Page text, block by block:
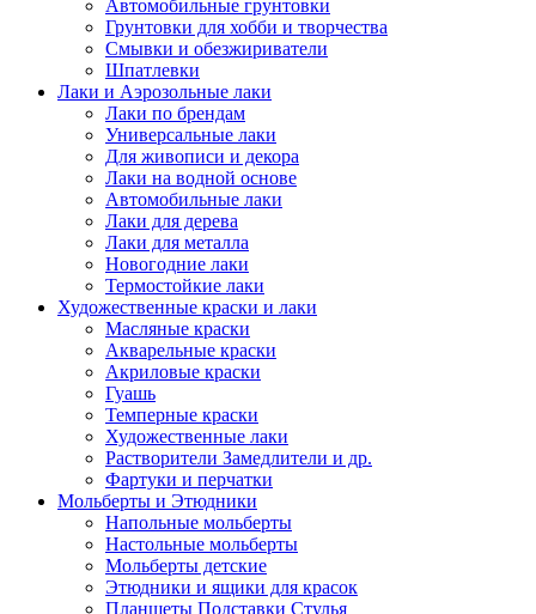
Автомобильные грунтовки
Грунтовки для хобби и творчества
Смывки и обезжириватели
Шпатлевки
Лаки и Аэрозольные лаки
Лаки по брендам
Универсальные лаки
Для живописи и декора
Лаки на водной основе
Автомобильные лаки
Лаки для дерева
Лаки для металла
Новогодние лаки
Термостойкие лаки
Художественные краски и лаки
Масляные краски
Акварельные краски
Акриловые краски
Гуашь
Темперные краски
Художественные лаки
Растворители Замедлители и др.
Фартуки и перчатки
Мольберты и Этюдники
Напольные мольберты
Настольные мольберты
Мольберты детские
Этюдники и ящики для красок
Планшеты Подставки Стулья